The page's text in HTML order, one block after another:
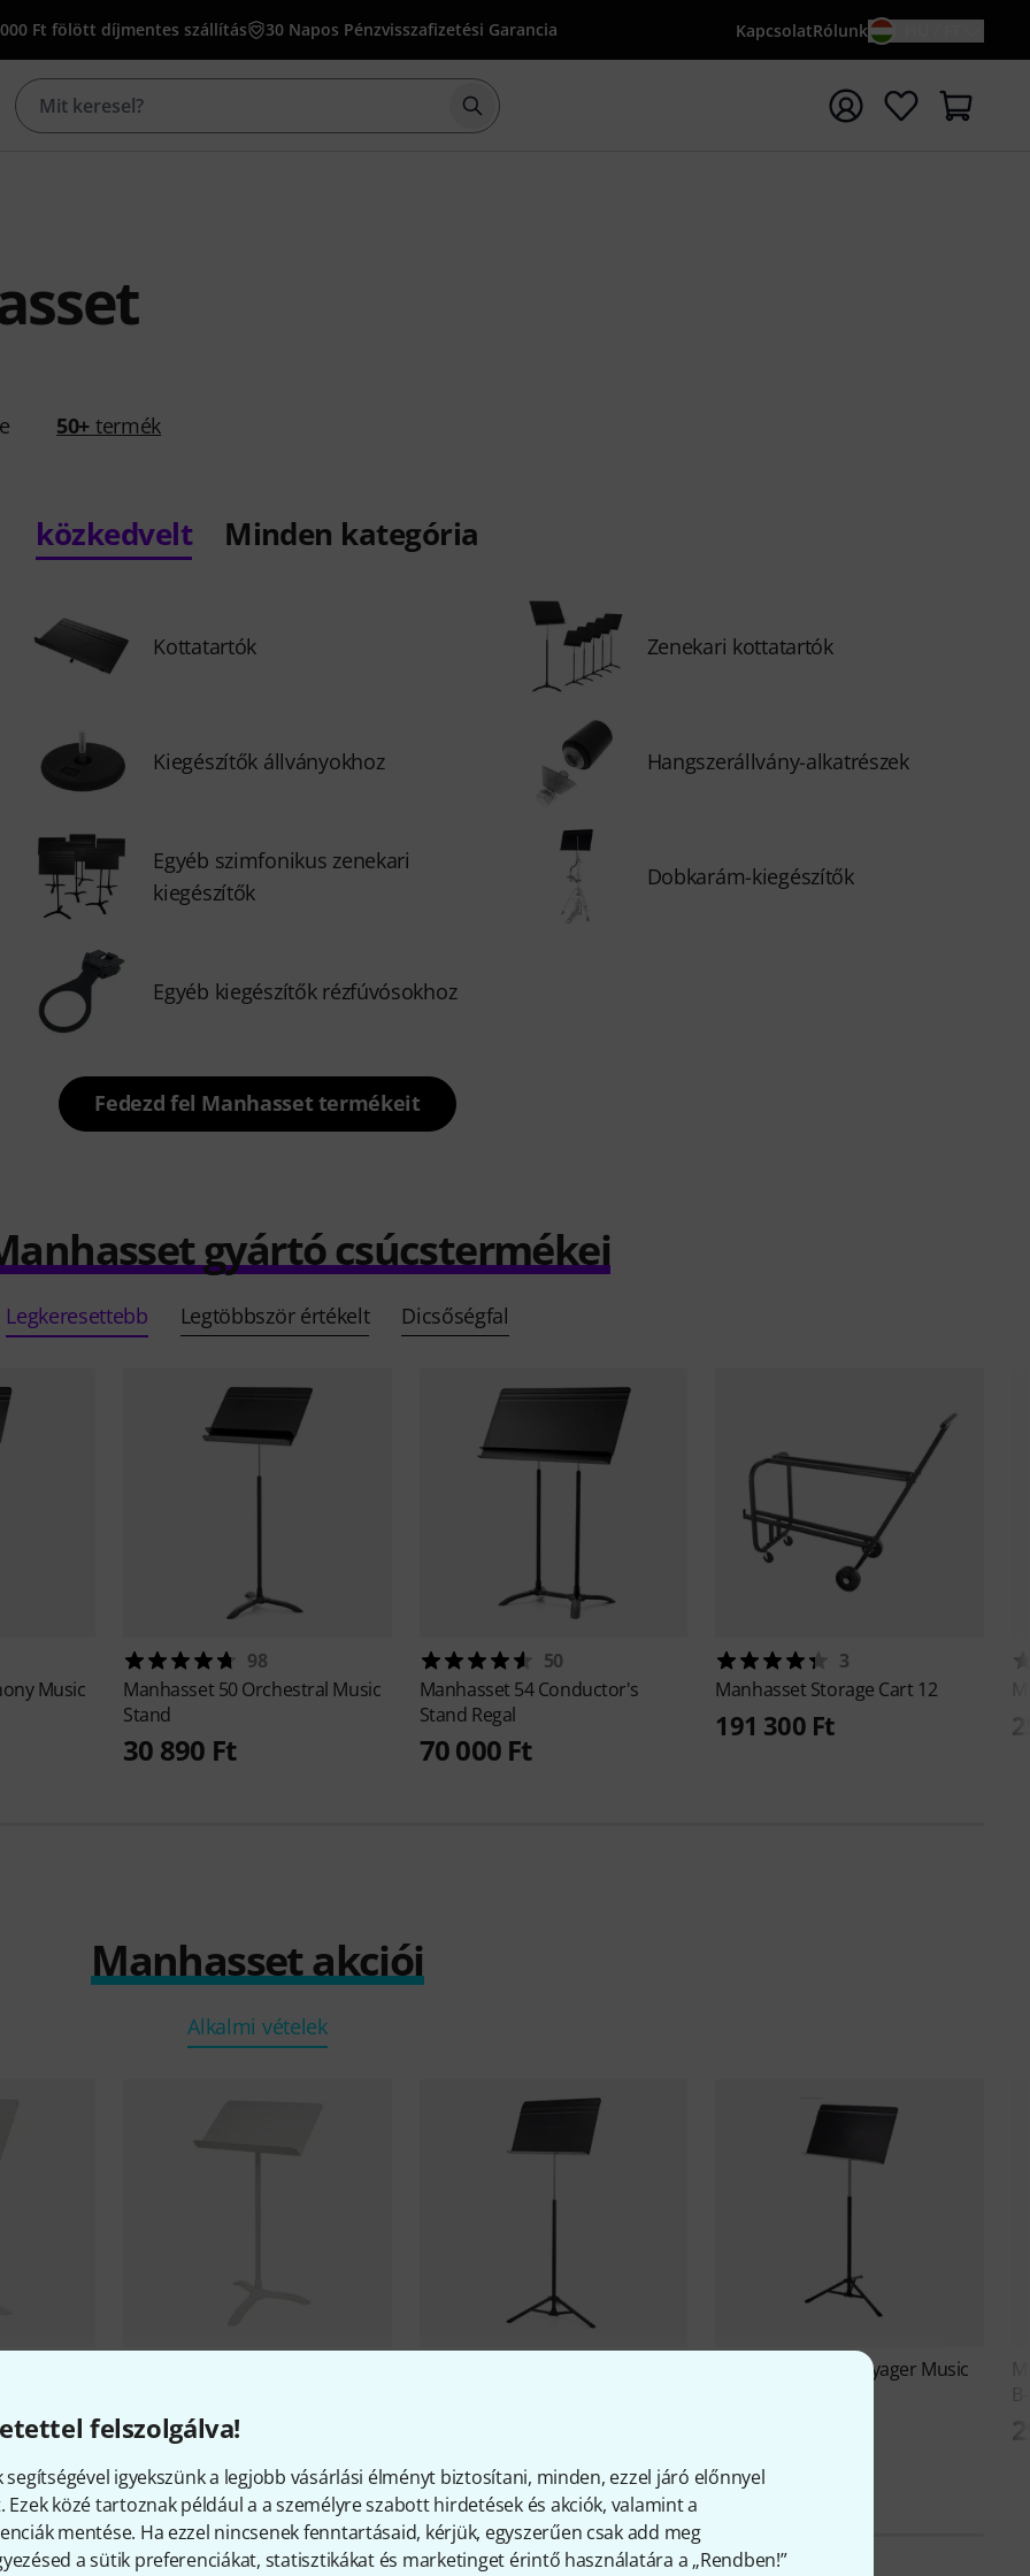
felszolgálva!
segítségével igyekszünk a legjobb vásárlási élményt biztosítani, minden, ezzel járó előnnyel
Ezek közé tartoznak például a a személyre szabott hirdetések és akciók, valamint a
mentése. Ha ezzel nincsenek fenntartásaid, kérjük, egyszerűen csak add meg
a sütik preferenciákat, statisztikákat és marketinget érintő használatára a „Rendben!”
Ft fölött díjmentes szállítás 30 Napos Pénzvisszafizetési Garancia KapcsolatRólunk
Keresés indítása {searchTerm} keresőszóval
50+ termék
közkedvelt Minden kategória
Kottatartók Zenekari kottatartók
Kiegészítők állványokhoz Hangszerállvány-alkatrészek
Egyéb szimfonikus zenekari
kiegészítők
Dobkarám-kiegészítők
Egyéb kiegészítők rézfúvósokhoz
Fedezd fel Manhasset termékeit
gyártó csúcstermékei
Legkeresettebb Legtöbbször értékelt Dicsőségfal
Music
98
Manhasset 50 Orchestral Music
Stand
30 890 Ft
50
Manhasset 54 Conductor's
Stand Regal
70 000 Ft
3
Manhasset Storage Cart 12
191 300 Ft
Manhasset akciói
Alkalmi vételek
30 890 Ft
30 890 Ft
52-T Voyager Music